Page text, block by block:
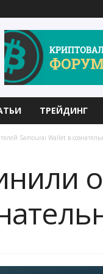
ТРЕЙДИНГ
Samourai Wallet в